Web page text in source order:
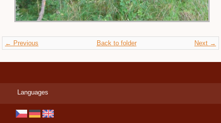
← Previous Next →
Back to folder
Languages